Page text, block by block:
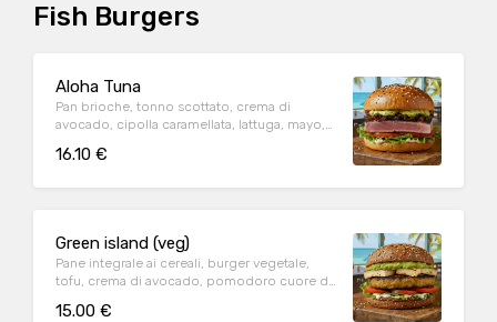
Fish Burgers
Aloha Tuna
Pan brioche, tonno scottato, crema di
avocado, cipolla caramellata, lattuga, mayo,
16.10 €
Green island (veg)
Pane integrale ai cereali, burger vegetale,
tofu, crema di avocado, pomodoro cuore di
15.00 €